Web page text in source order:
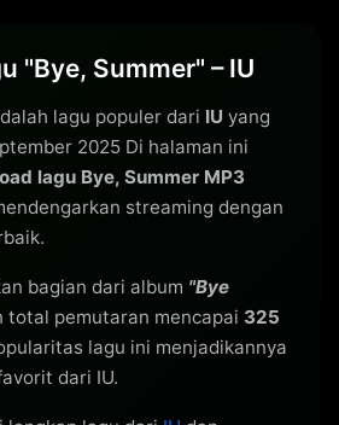
"Bye, Summer" – IU
lagu populer dari IU yang
2025 Di halaman ini
lagu Bye, Summer MP3
streaming dengan
bagian dari album "Bye
total pemutaran mencapai 325
lagu ini menjadikannya
dari IU.